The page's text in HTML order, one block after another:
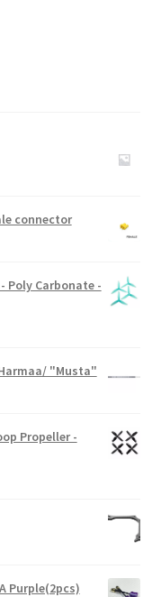
connector
- Poly Carbonate -
"Musta"
Propeller -
Purple(2pcs)